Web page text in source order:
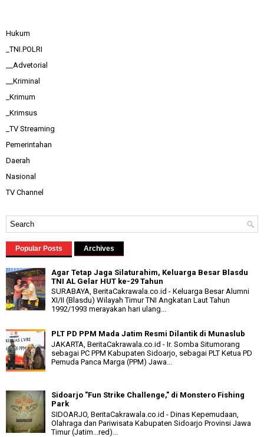
Hukum
_TNI.POLRI
__Advetorial
__Kriminal
_Krimum
_Krimsus
_TV Streaming
Pemerintahan
Daerah
Nasional
TV Channel
Popular Posts Archives
Agar Tetap Jaga Silaturahim, Keluarga Besar Blasdu
TNI AL Gelar HUT ke-29 Tahun
SURABAYA, BeritaCakrawala.co.id - Keluarga Besar Alumni
XI/II (Blasdu) Wilayah Timur TNI Angkatan Laut Tahun
1992/1993 merayakan hari ulang...
PLT PD PPM Mada Jatim Resmi Dilantik di Munaslub
JAKARTA, BeritaCakrawala.co.id - Ir. Somba Situmorang
sebagai PC PPM Kabupaten Sidoarjo, sebagai PLT Ketua PD
Pemuda Panca Marga (PPM) Jawa...
Sidoarjo "Fun Strike Challenge," di Monstero Fishing
Park
SIDOARJO, BeritaCakrawala.co.id - Dinas Kepemudaan,
Olahraga dan Pariwisata Kabupaten Sidoarjo Provinsi Jawa
Timur (Jatim...red)...